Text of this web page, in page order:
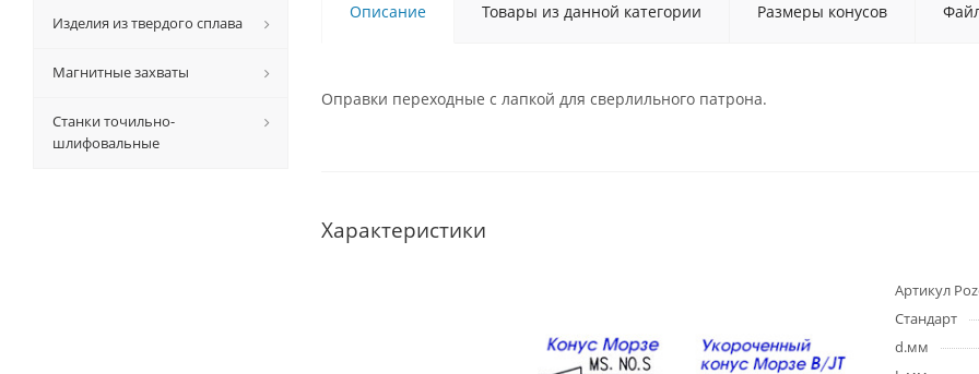
Описание Товары из данной категории Размеры конусов
Оправки переходные c лапкой для сверлильного патрона.
Характеристики
Артикул
Стандарт
d.мм
Изделия из твердого сплава
Магнитные захваты
Станки точильно-
шлифовальные